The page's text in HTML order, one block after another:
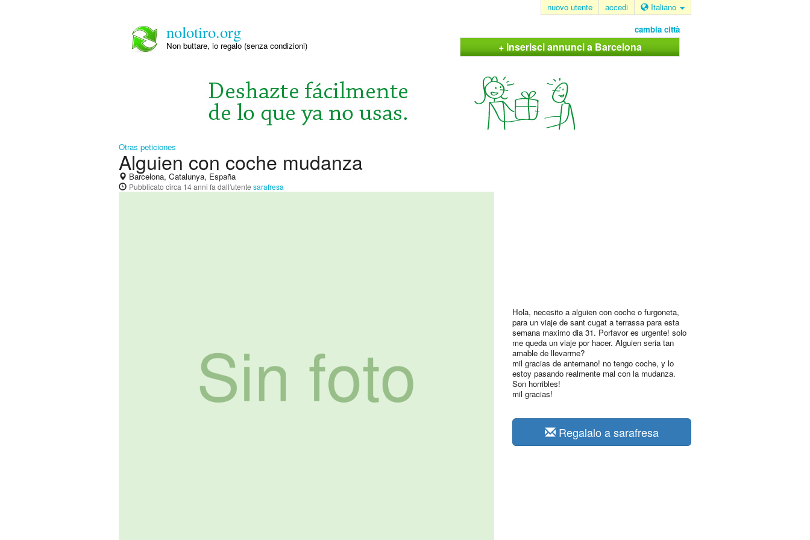
nuovo utente accedi Italiano
nolotiro.org
Non buttare, io regalo (senza condizioni)
cambia città
+ Inserisci annunci a Barcelona
Otras peticiones
Alguien con coche mudanza
Barcelona, Catalunya, España
Pubblicato circa 14 anni fa dall'utente sarafresa
Hola, necesito a alguien con coche o furgoneta,
para un viaje de sant cugat a terrassa para esta
semana maximo dia 31. Porfavor es urgente! solo
me queda un viaje por hacer. Alguien seria tan
amable de llevarme?
mil gracias de antemano! no tengo coche, y lo
estoy pasando realmente mal con la mudanza.
Son horribles!
mil gracias!
Regalalo a sarafresa